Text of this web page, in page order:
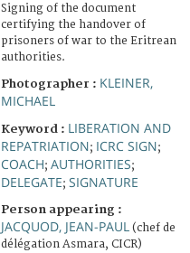
Signing of the document
certifying the handover of
prisoners of war to the Eritrean
authorities.
Photographer : KLEINER,
MICHAEL
Keyword : LIBERATION AND
REPATRIATION; ICRC SIGN;
COACH; AUTHORITIES;
DELEGATE; SIGNATURE
Person appearing :
JACQUOD, JEAN-PAUL (chef de
délégation Asmara, CICR)